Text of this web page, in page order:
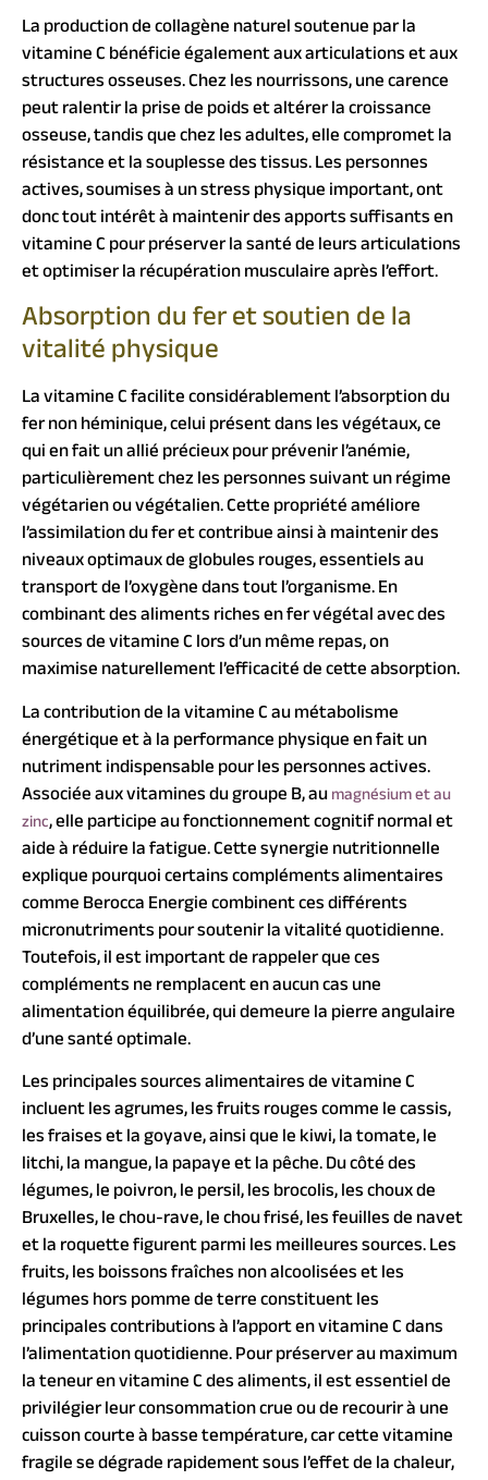
La production de collagène naturel soutenue par la
vitamine C bénéficie également aux articulations et aux
structures osseuses. Chez les nourrissons, une carence
peut ralentir la prise de poids et altérer la croissance
osseuse, tandis que chez les adultes, elle compromet la
résistance et la souplesse des tissus. Les personnes
actives, soumises à un stress physique important, ont
donc tout intérêt à maintenir des apports suffisants en
vitamine C pour préserver la santé de leurs articulations
et optimiser la récupération musculaire après l’effort.
Absorption du fer et soutien de la
vitalité physique
La vitamine C facilite considérablement l’absorption du
fer non héminique, celui présent dans les végétaux, ce
qui en fait un allié précieux pour prévenir l’anémie,
particulièrement chez les personnes suivant un régime
végétarien ou végétalien. Cette propriété améliore
l’assimilation du fer et contribue ainsi à maintenir des
niveaux optimaux de globules rouges, essentiels au
transport de l’oxygène dans tout l’organisme. En
combinant des aliments riches en fer végétal avec des
sources de vitamine C lors d’un même repas, on
maximise naturellement l’efficacité de cette absorption.
La contribution de la vitamine C au métabolisme
énergétique et à la performance physique en fait un
nutriment indispensable pour les personnes actives.
Associée aux vitamines du groupe B, aumagnésium et au
zinc, elle participe au fonctionnement cognitif normal et
aide à réduire la fatigue. Cette synergie nutritionnelle
explique pourquoi certains compléments alimentaires
comme Berocca Energie combinent ces différents
micronutriments pour soutenir la vitalité quotidienne.
Toutefois, il est important de rappeler que ces
compléments ne remplacent en aucun cas une
alimentation équilibrée, qui demeure la pierre angulaire
d’une santé optimale.
Les principales sources alimentaires de vitamine C
incluent les agrumes, les fruits rouges comme le cassis,
les fraises et la goyave, ainsi que le kiwi, la tomate, le
litchi, la mangue, la papaye et la pêche. Du côté des
légumes, le poivron, le persil, les brocolis, les choux de
Bruxelles, le chou-rave, le chou frisé, les feuilles de navet
et la roquette figurent parmi les meilleures sources. Les
fruits, les boissons fraîches non alcoolisées et les
légumes hors pomme de terre constituent les
principales contributions à l’apport en vitamine C dans
l’alimentation quotidienne. Pour préserver au maximum
la teneur en vitamine C des aliments, il est essentiel de
privilégier leur consommation crue ou de recourir à une
cuisson courte à basse température, car cette vitamine
fragile se dégrade rapidement sous l’effet de la chaleur,